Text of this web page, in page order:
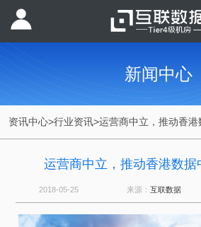
新闻中心
资讯中心>行业资讯>运营商中立，推动香港
运营商中立，推动香港数据
2018-05-25 来源： 互联数据